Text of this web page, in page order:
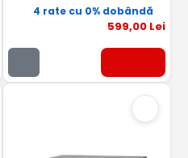
4 rate cu 0% dobândă
599,00 Lei